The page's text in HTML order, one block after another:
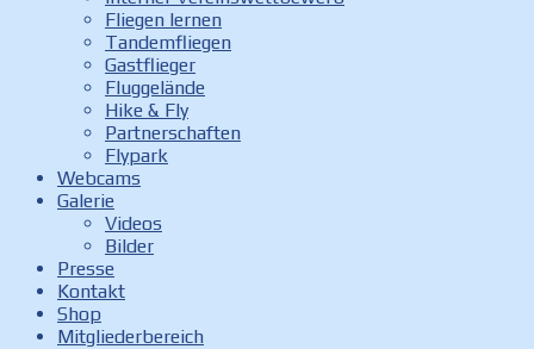
Fliegen lernen
Tandemfliegen
Gastflieger
Fluggelände
Hike & Fly
Partnerschaften
Flypark
Webcams
Galerie
Videos
Bilder
Presse
Kontakt
Shop
Mitgliederbereich